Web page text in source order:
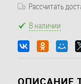
Рассчитать
В наличии